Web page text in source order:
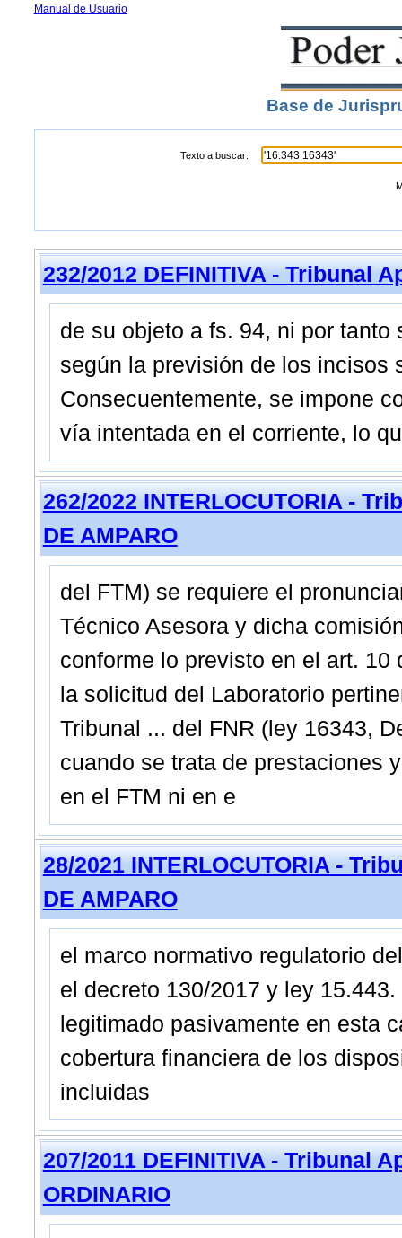
Manual de Usuario
Base de
Texto a buscar:
232/2012 DEFINITIVA - Tribunal
de su objeto a fs. 94, ni por
según la previsión de los incisos
Consecuentemente, se impone
vía intentada en el corriente, lo
262/2022 INTERLOCUTORIA -
DE AMPARO
del FTM) se requiere el
Técnico Asesora y dicha
conforme lo previsto en el art.
la solicitud del Laboratorio
Tribunal ... del FNR (ley 16343,
cuando se trata de prestaciones
en el FTM ni en e
28/2021 INTERLOCUTORIA -
DE AMPARO
el marco normativo regulatorio
el decreto 130/2017 y ley
legitimado pasivamente en esta
cobertura financiera de los
incluidas
207/2011 DEFINITIVA - Tribunal
ORDINARIO